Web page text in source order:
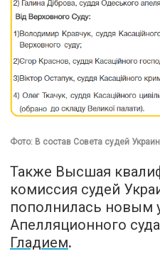
Фото: В состав Совета судей
Также Высшая
комиссия судей
пополнилась новым
Апелляционного
Гладием.